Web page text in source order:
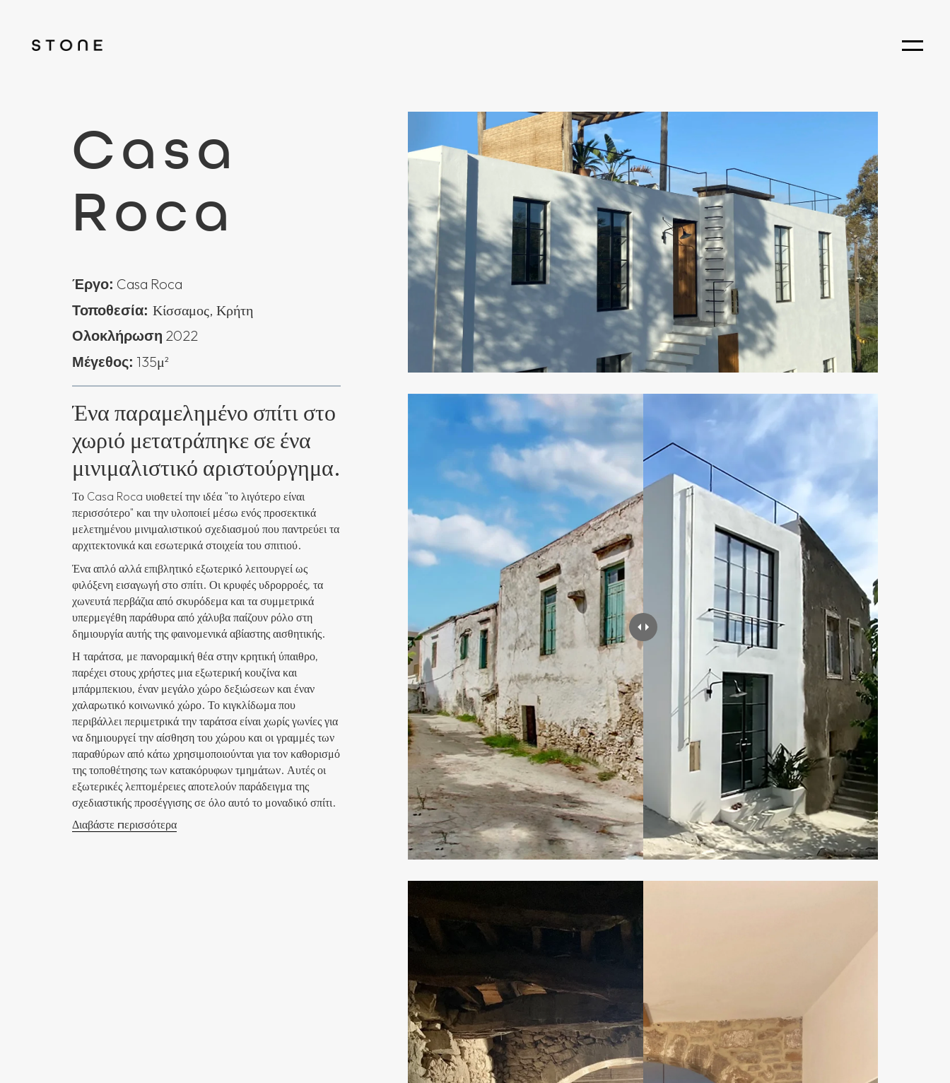
Casa
Roca
Έργο: Casa Roca
Τοποθεσία: Κίσσαμος, Κρήτη
Ολοκλήρωση 2022
Μέγεθος: 135μ²
Ένα παραμελημένο σπίτι στο
χωριό μετατράπηκε σε ένα
μινιμαλιστικό αριστούργημα.
Το Casa Roca υιοθετεί την ιδέα "το λιγότερο είναι
περισσότερο" και την υλοποιεί μέσω ενός προσεκτικά
μελετημένου μινιμαλιστικού σχεδιασμού που παντρεύει τα
αρχιτεκτονικά και εσωτερικά στοιχεία του σπιτιού.
Ένα απλό αλλά επιβλητικό εξωτερικό λειτουργεί ως
φιλόξενη εισαγωγή στο σπίτι. Οι κρυφές υδρορροές, τα
χωνευτά περβάζια από σκυρόδεμα και τα συμμετρικά
υπερμεγέθη παράθυρα από χάλυβα παίζουν ρόλο στη
δημιουργία αυτής της φαινομενικά αβίαστης αισθητικής.
Η ταράτσα, με πανοραμική θέα στην κρητική ύπαιθρο,
παρέχει στους χρήστες μια εξωτερική κουζίνα και
μπάρμπεκιου, έναν μεγάλο χώρο δεξιώσεων και έναν
χαλαρωτικό κοινωνικό χώρο. Το κιγκλίδωμα που
περιβάλλει περιμετρικά την ταράτσα είναι χωρίς γωνίες για
να δημιουργεί την αίσθηση του χώρου και οι γραμμές των
παραθύρων από κάτω χρησιμοποιούνται για τον καθορισμό
της τοποθέτησης των κατακόρυφων τμημάτων. Αυτές οι
εξωτερικές λεπτομέρειες αποτελούν παράδειγμα της
σχεδιαστικής προσέγγισης σε όλο αυτό το μοναδικό σπίτι.
Διαβάστε περισσότερα